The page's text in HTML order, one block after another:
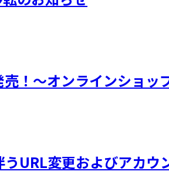
！～オンラインショッ
うURL変更およびアカ